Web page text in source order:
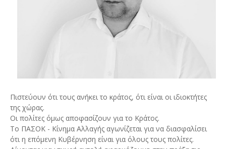
Πιστεύουν ότι τους ανήκει το κράτος, ότι είναι οι ιδιοκτήτες
της χώρας.
Οι πολίτες όμως αποφασίζουν για το Κράτος.
Το ΠΑΣΟΚ - Κίνημα Αλλαγής αγωνίζεται για να διασφαλίσει
ότι η επόμενη Κυβέρνηση είναι για όλους τους πολίτες.